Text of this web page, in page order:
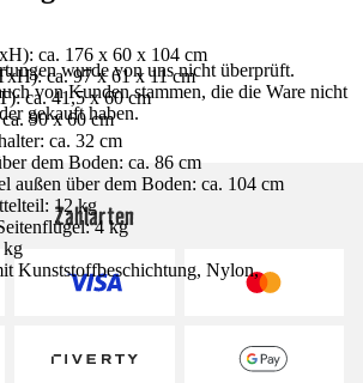
ca. 176 x 60 x 104 cm
ca. 97 x 61 x 11 cm
ca. 41,5 x 60 cm
90 x 60 cm
ca. 32 cm
dem Boden: ca. 86 cm
außen über dem Boden: ca. 104 cm
12 kg
4 kg
kg
Kunststoffbeschichtung, Nylon,
wurde von uns nicht überprüft.
von Kunden stammen, die die Ware nicht
gekauft haben.
Zahlarten